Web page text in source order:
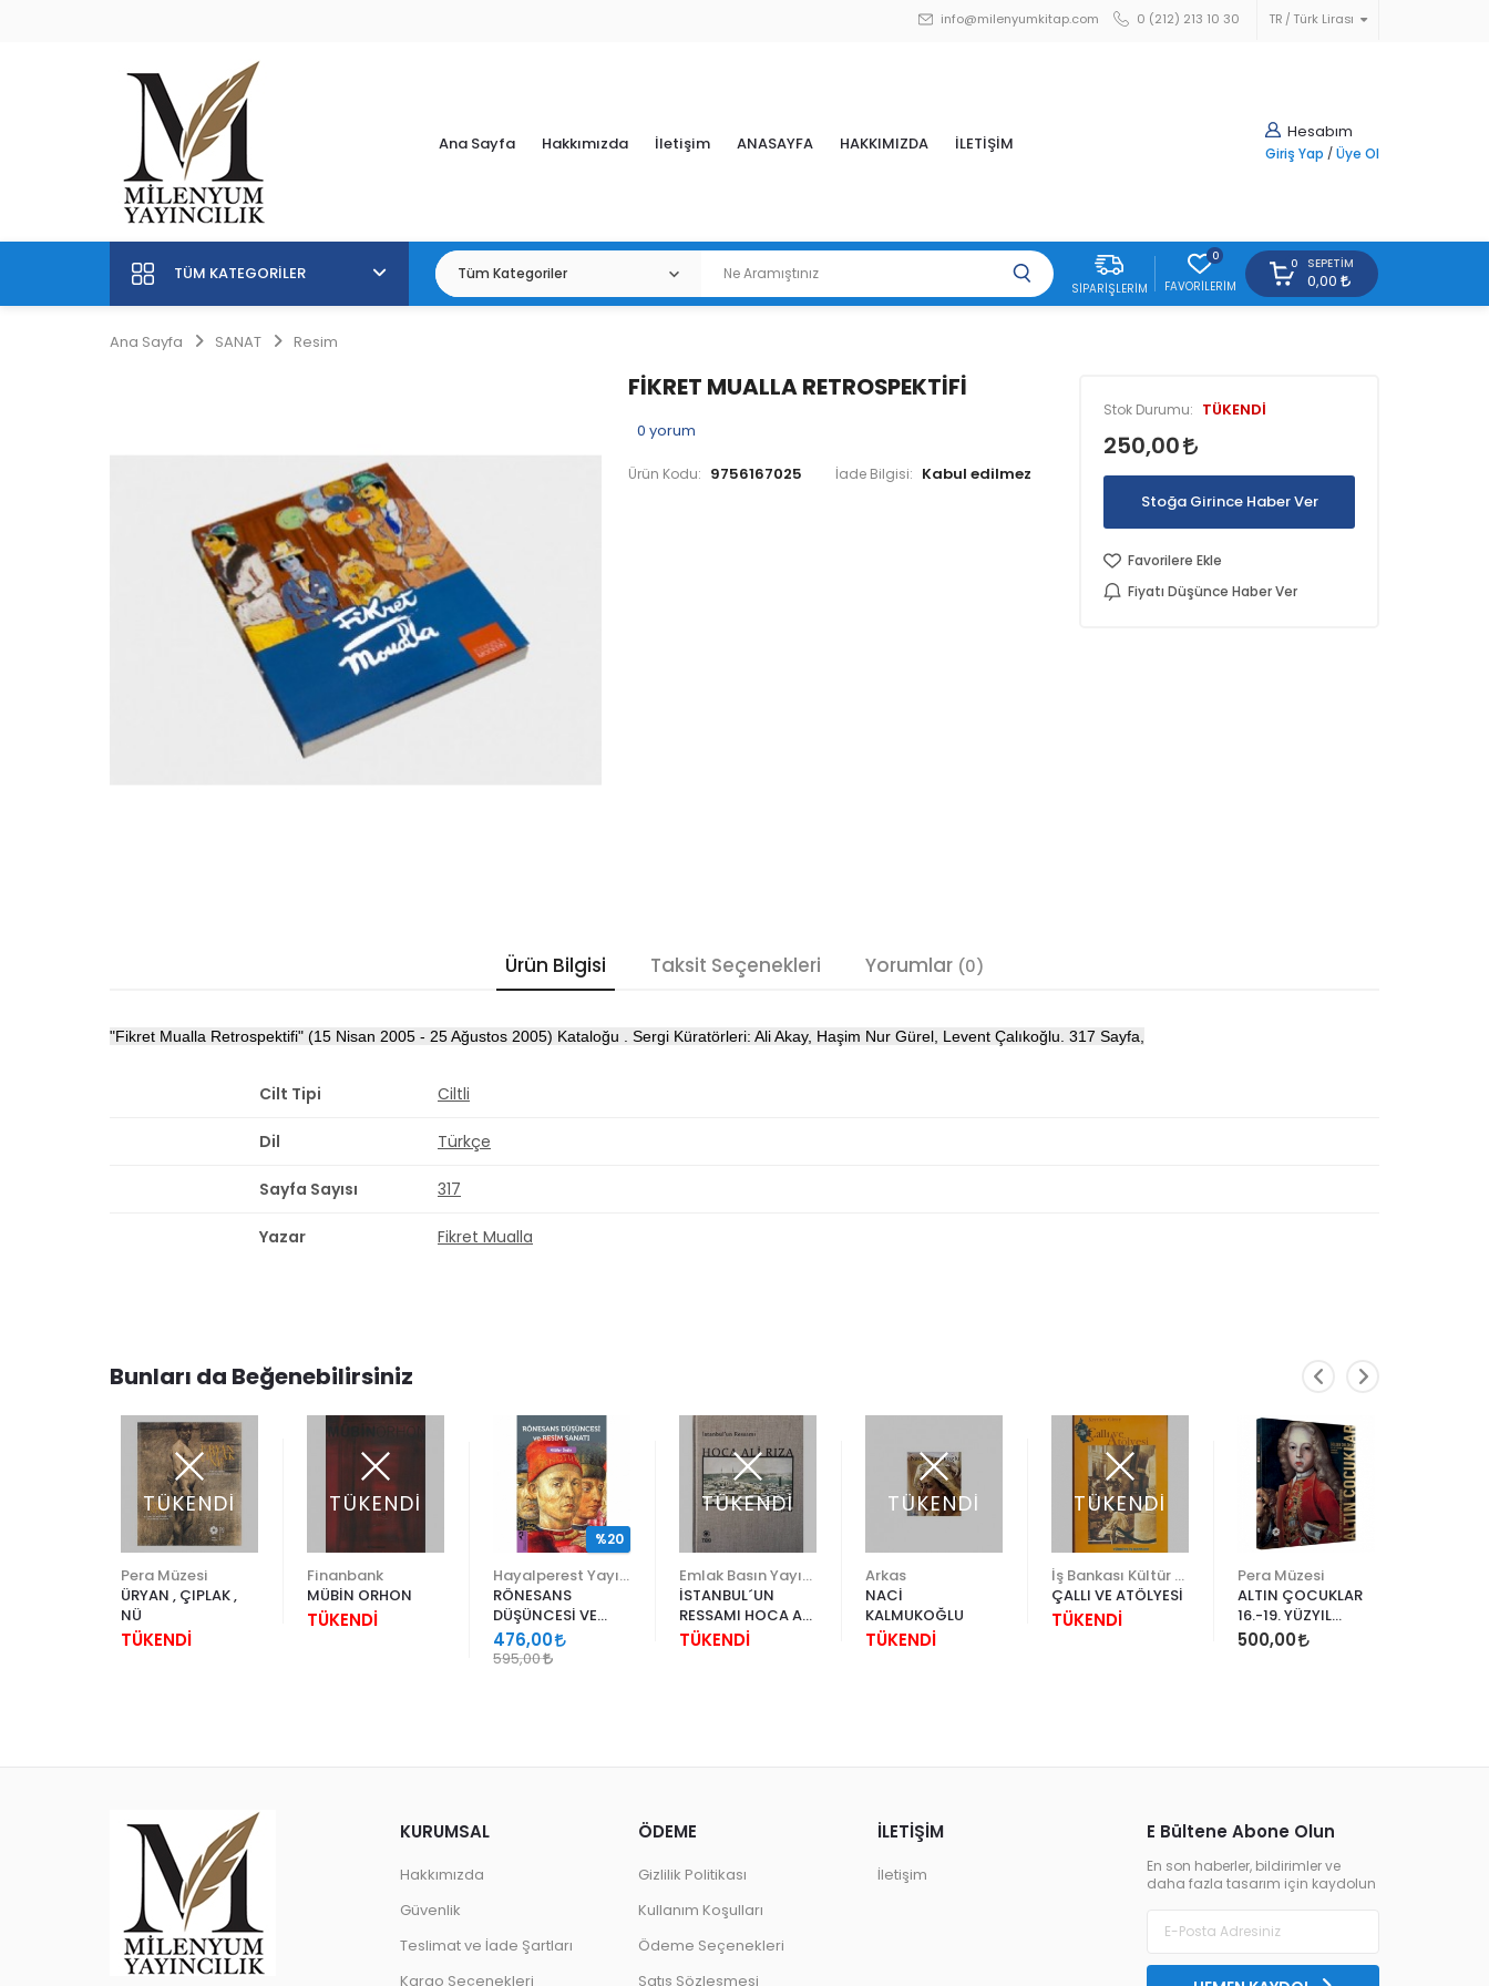
TR Türk Lirası
info@milenyumkitap.com 0 (212) 213 10 30
Hesabım
Giriş Yap / Üye Ol
Ana Sayfa Hakkımızda İletişim ANASAYFA HAKKIMIZDA İLETİŞİM
TÜM KATEGORILER
SIPARIŞLERIM
0
FAVORILERIM
0 SEPETIM
0,00
Ana Sayfa SANAT Resim
FİKRET MUALLA RETROSPEKTİFİ
0 yorum
Ürün Kodu: 9756167025 İade Bilgisi:
Stok Durumu: TÜKENDİ
250,00
Stoğa Girince Haber Ver
Favorilere Ekle
Fiyatı Düşünce Haber Ver
Ürün Bilgisi Taksit Seçenekleri Yorumlar (0)
"Fikret Mualla Retrospektifi" (15 Nisan 2005 - 25 Ağustos 2005) Kataloğu . Sergi Küratörleri: Ali Akay, Haşim Nur Gürel, Levent Çalıkoğlu. 317 Sayfa,
Cilt Tipi Ciltli
Dil Türkçe
Sayfa Sayısı 317
Yazar Fikret Mualla
Bunları da Beğenebilirsiniz
TÜKENDİ
Pera Müzesi
ÜRYAN , ÇIPLAK ,
NÜ
TÜKENDİ
TÜKENDİ
Finanbank
MÜBİN ORHON
TÜKENDİ
RÖNESANS
DÜŞÜNCESİ VE
RESİM SANATI
476,00
595,00
%20
TÜKENDİ
İSTANBUL´UN
RESSAMI HOCA ALİ
RIZA - EV VE ŞEHİR
TÜKENDİ
TÜKENDİ
Arkas
NACİ
KALMUKOĞLU
TÜKENDİ
TÜKENDİ
ÇALLI VE ATÖLYESİ
TÜKENDİ
Pera Müzesi
ALTIN ÇOCUKLAR
16.-19. YÜZYIL
AVRUPASI'NDAN
500,00
E Bültene Abone Olun
En son haberler, bildirimler ve
daha fazla tasarım için kaydolun
KURUMSAL
Hakkımızda
Güvenlik
Teslimat ve İade Şartları
Kargo Seçenekleri
ÖDEME
Gizlilik Politikası
Kullanım Koşulları
Ödeme Seçenekleri
Satış Sözleşmesi
İLETİŞİM
İletişim